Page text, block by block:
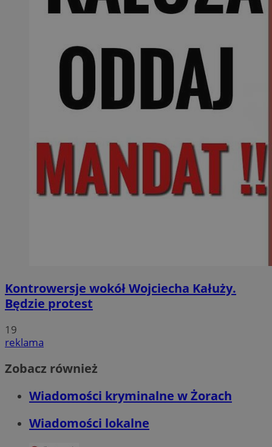
Kontrowersje wokół Wojciecha Kałuży.
Będzie protest
19
reklama
Zobacz również
Wiadomości kryminalne w Żorach
Wiadomości lokalne